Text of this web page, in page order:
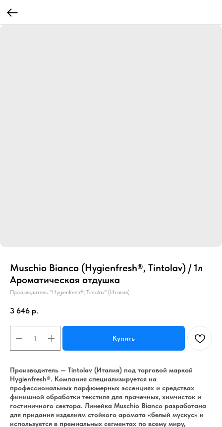
Muschio Bianco (Hygienfresh®, Tintolav) / 1л
Ароматическая отдушка
Производитель: "Hygienfresh®, Tintolav" (Италия)
3 646 р.
Купить
Производитель — Tintolav (Италия) под торговой маркой
Hygienfresh®. Компания специализируется на
профессиональных парфюмерных эссенциях и средствах
финишной обработки текстиля для прачечных, химчисток и
гостиничного сектора. Линейка Muschio Bianco разработана
для придания изделиям стойкого аромата «белый мускус» и
используется в премиальных сегментах по всему миру,